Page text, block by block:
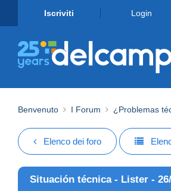
Iscriviti Login
Benvenuto I Forum ¿Problemas
Elenco dei foro
Situación técnica - Lister -